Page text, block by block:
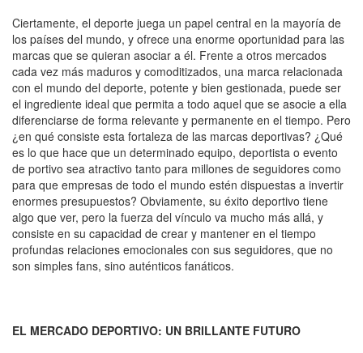
Ciertamente, el deporte juega un papel central en la mayoría de
los países del mundo, y ofrece una enorme oportunidad para las
marcas que se quieran asociar a él. Frente a otros mercados
cada vez más maduros y comoditizados, una marca relacionada
con el mundo del deporte, potente y bien gestionada, puede ser
el ingrediente ideal que permita a todo aquel que se asocie a ella
diferenciarse de forma relevante y permanente en el tiempo. Pero
¿en qué consiste esta fortaleza de las marcas deportivas? ¿Qué
es lo que hace que un determinado equipo, deportista o evento
de portivo sea atractivo tanto para millones de seguidores como
para que empresas de todo el mundo estén dispuestas a invertir
enormes presupuestos? Obviamente, su éxito deportivo tiene
algo que ver, pero la fuerza del vínculo va mucho más allá, y
consiste en su capacidad de crear y mantener en el tiempo
profundas relaciones emocionales con sus seguidores, que no
son simples fans, sino auténticos fanáticos.
EL MERCADO DEPORTIVO: UN BRILLANTE FUTURO